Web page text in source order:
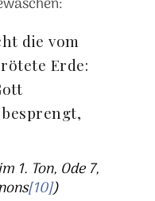
die vom
Erde:
1. Ton, Ode 7,
[10])